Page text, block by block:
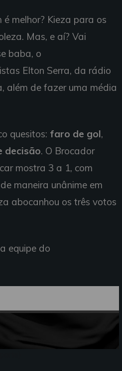
melhor? Kieza para os
Mas, e aí? Vai
baba, o
Elton Serra, da rádio
além de fazer uma média
quesitos: faro de gol,
decisão. O Brocador
mostra 3 a 1, com
maneira unânime em
abocanhou os três votos
equipe do